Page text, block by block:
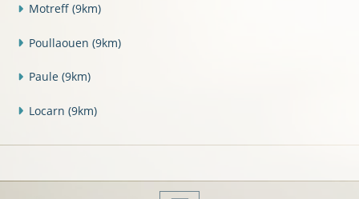
Motreff (9km)
Poullaouen (9km)
Paule (9km)
Locarn (9km)